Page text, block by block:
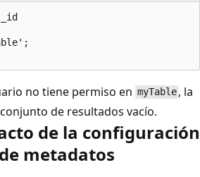
no tiene permiso en myTable , la
de resultados vacío.
de la configuración
metadatos